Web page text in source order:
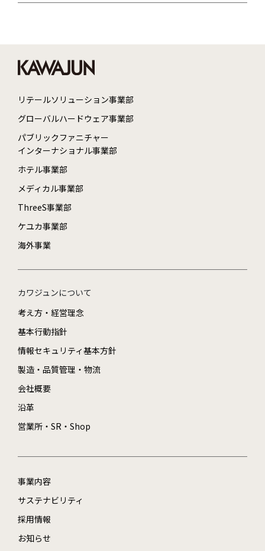
リテールソリューション事業部
グローバルハードウェア事業部
パブリックファニチャー
インターナショナル事業部
ホテル事業部
メディカル事業部
ThreeS事業部
ケユカ事業部
海外事業
カワジュンについて
考え方・経営理念
基本行動指針
情報セキュリティ基本方針
製造・品質管理・物流
会社概要
沿革
営業所・SR・Shop
事業内容
サステナビリティ
採用情報
お知らせ